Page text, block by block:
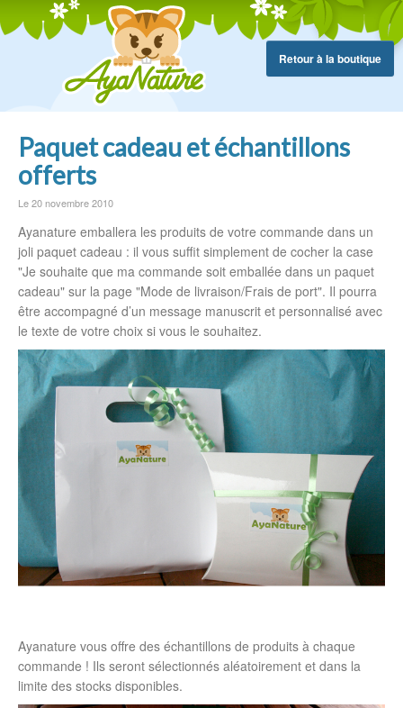
Retour à la boutique
Paquet cadeau et échantillons
offerts
Le 20 novembre 2010
Ayanature emballera les produits de votre commande dans un
joli paquet cadeau : il vous suffit simplement de cocher la case
"Je souhaite que ma commande soit emballée dans un paquet
cadeau" sur la page "Mode de livraison/Frais de port". Il pourra
être accompagné d’un message manuscrit et personnalisé avec
le texte de votre choix si vous le souhaitez.
Ayanature vous offre des échantillons de produits à chaque
commande ! Ils seront sélectionnés aléatoirement et dans la
limite des stocks disponibles.